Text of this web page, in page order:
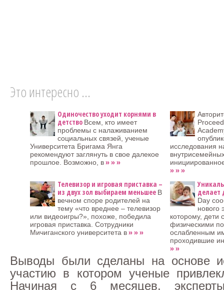
Это интересно ...
Одиночество уходит корнями в
детство Всем, кто имеет
проблемы с налаживанием
социальных связей, ученые
Университета Бригама Янга
рекомендуют заглянуть в свое далекое
прошлое. Возможно, в» » »
исследования
» » »
Телевизор и игровая приставка –
из двух зол выбираем меньшее В
вечном споре родителей на
тему «что вреднее – телевизор
или видеоигры?», похоже, победила
игровая приставка. Сотрудники
Мичиганского университета в» » »
делает
Day
нового
которому,
физическими
ослабленным
проходившие
» »
Выводы были сделаны на основе
участию в котором ученые
Начиная с 6 месяцев,